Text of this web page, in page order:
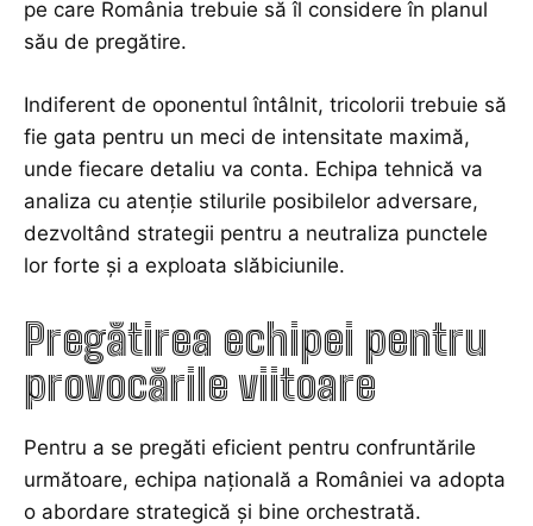
pe care România trebuie să îl considere în planul
său de pregătire.
Indiferent de oponentul întâlnit, tricolorii trebuie să
fie gata pentru un meci de intensitate maximă,
unde fiecare detaliu va conta. Echipa tehnică va
analiza cu atenție stilurile posibilelor adversare,
dezvoltând strategii pentru a neutraliza punctele
lor forte și a exploata slăbiciunile.
Pregătirea echipei pentru
provocările viitoare
Pentru a se pregăti eficient pentru confruntările
următoare, echipa națională a României va adopta
o abordare strategică și bine orchestrată.